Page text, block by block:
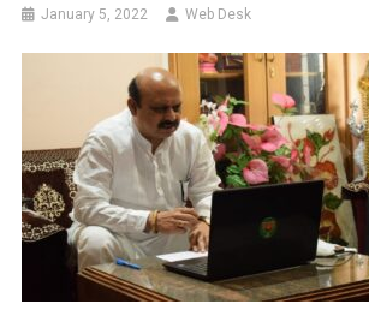
January 5, 2022 Web Desk